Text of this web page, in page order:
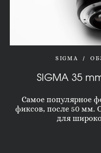
SIGMA
SIGMA 35
Самое популярное
фиксов, после 50 мм.
для